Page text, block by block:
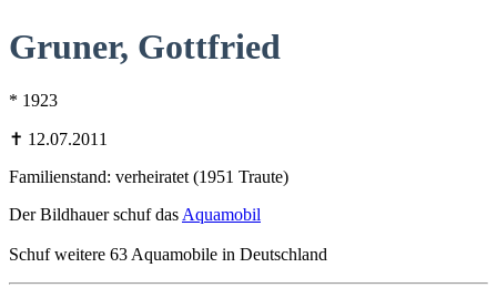
Gruner, Gottfried
* 1923
✝ 12.07.2011
Familienstand: verheiratet (1951 Traute)
Der Bildhauer schuf das Aquamobil
Schuf weitere 63 Aquamobile in Deutschland